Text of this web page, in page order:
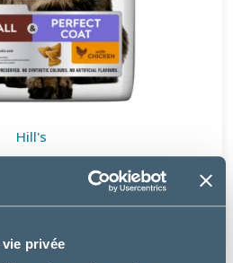
privée
Hill's
COAT POULET - CHAT
à partir de